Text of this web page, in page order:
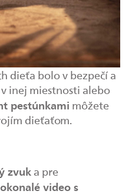
dieťa bolo v bezpečí a
inej miestnosti alebo
pestúnkami môžete
dieťaťom.
zvuk a pre
video s